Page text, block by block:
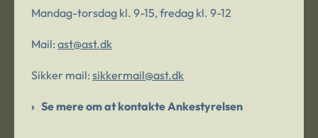
Mandag-torsdag kl. 9-15, fredag kl. 9-12
Mail: ast@ast.dk
Sikker mail: sikkermail@ast.dk
Se mere om at kontakte Ankestyrelsen